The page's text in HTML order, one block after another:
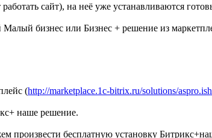
сайт), на неё уже устанавливаются
бизнес или Бизнес + решение из
(http://marketplace.1c-bitrix.ru/solutions/
наше решение.
произвести бесплатную установку